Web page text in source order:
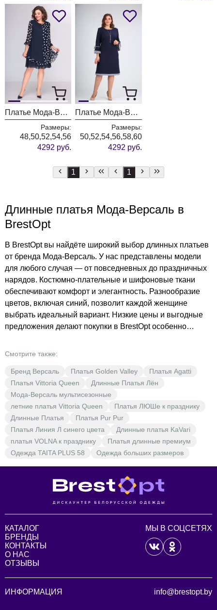
Платье Мода-Версаль 2358 т.синий
Размеры:
48,50,52,54,56
4292 руб.
Платье Мода-Версаль 2232 т.синий
Размеры:
50,52,54,56,58,60
4292 руб.
1 1
Длинные платья Мода-Версаль в
BrestOpt
В BrestOpt вы найдёте широкий выбор длинных платьев
от бренда Мода-Версаль. У нас представлены модели
для любого случая — от повседневных до праздничных
нарядов. Костюмно-плательные и шифоновые ткани
обеспечивают комфорт и элегантность. Разнообразие
цветов, включая синий, позволит каждой женщине
выбрать идеальный вариант. Низкие цены и выгодные
предложения делают покупки в BrestOpt особенно
BrestOpt — ваш надёжный источник стильной одежды по
Смотрите также:
Бренд Версаль Платья Golden Valley
Платья Agatti
Платья Vittoria Queen
Длинные Платья Лён
Мода-Версаль мультисезонные
летние платья Vittoria Queen
Платья ЛЮШе к празднику
Длинные Платья
Платья Pur Pur
Платья Линия Л синего цвета
Длинные платья KaVari
платья VOLNA к празднику
Платья длинные премиум
Одежда TAITA PLUS 58
Одежда больших размеров
КАТАЛОГ
БРЕНДЫ
КОНТАКТЫ
О НАС
ОТЗЫВЫ
МЫ В СОЦСЕТЯХ
ИНФОРМАЦИЯ info@brestopt.by